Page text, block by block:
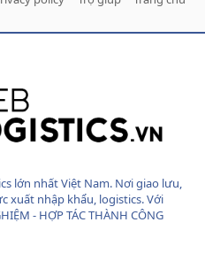
lớn nhất Việt Nam. Nơi giao lưu,
xuất nhập khẩu, logistics. Với
- HỢP TÁC THÀNH CÔNG